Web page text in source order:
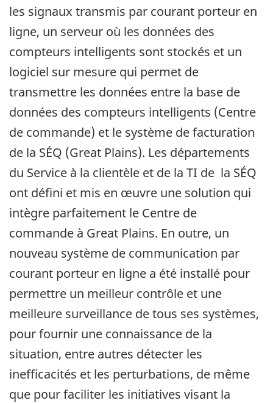
les signaux transmis par courant porteur en
ligne, un serveur où les données des
compteurs intelligents sont stockés et un
logiciel sur mesure qui permet de
transmettre les données entre la base de
données des compteurs intelligents (Centre
de commande) et le système de facturation
de la SÉQ (Great Plains). Les départements
du Service à la clientèle et de la TI de la SÉQ
ont défini et mis en œuvre une solution qui
intègre parfaitement le Centre de
commande à Great Plains. En outre, un
nouveau système de communication par
courant porteur en ligne a été installé pour
permettre un meilleur contrôle et une
meilleure surveillance de tous ses systèmes,
pour fournir une connaissance de la
situation, entre autres détecter les
inefficacités et les perturbations, de même
que pour faciliter les initiatives visant la